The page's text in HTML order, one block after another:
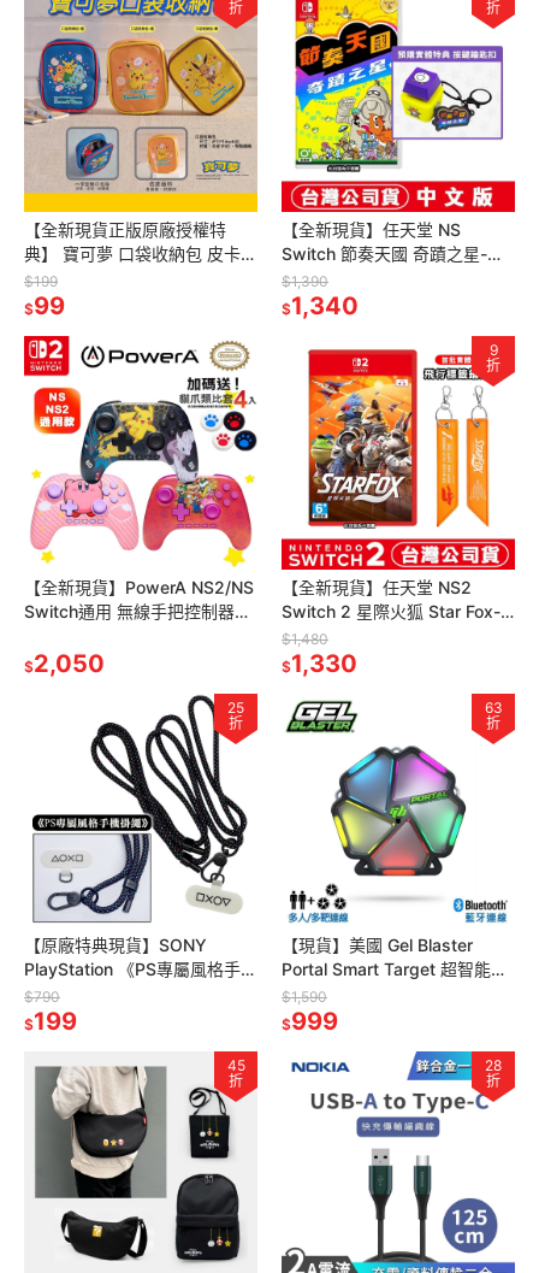
折
【全新現貨正版原廠授權特
典】 寶可夢 口袋收納包 皮卡丘
伊布 7-11 Pokémon 妙蛙種子
傑尼龜
$199
$99
折
【全新現貨】任天堂 NS
Switch 節奏天國 奇蹟之星-中
文版[夢遊館] 節奏 淳君 按鍵鑰
匙扣
$1,390
$1,340
【全新現貨】PowerA NS2/NS
Switch通用 無線手把控制器
$2,050
9
折
【全新現貨】任天堂 NS2
Switch 2 星際火狐 Star Fox-
中文版 [夢遊館] 扮裝濾鏡
$1,480
$1,330
25
折
【原廠特典現貨】SONY
PlayStation 《PS專屬風格手機
掛繩》手機掛繩 掛片組 背帶 頸
掛 側背
$790
$199
63
折
【現貨】美國 Gel Blaster
Portal Smart Target 超智能藍
芽標靶 聖誕節 交換禮物
$1,590
$999
45
折
28
折